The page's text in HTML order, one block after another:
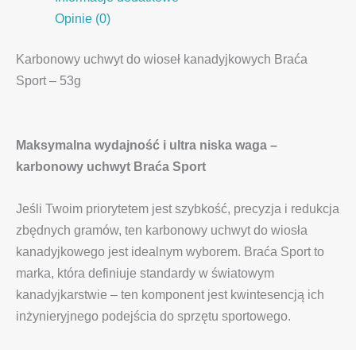
Opinie (0)
Karbonowy uchwyt do wioseł kanadyjkowych Braća
Sport – 53g
Maksymalna wydajność i ultra niska waga –
karbonowy uchwyt Braća Sport
Jeśli Twoim priorytetem jest szybkość, precyzja i redukcja
zbędnych gramów, ten karbonowy uchwyt do wiosła
kanadyjkowego jest idealnym wyborem. Braća Sport to
marka, która definiuje standardy w światowym
kanadyjkarstwie – ten komponent jest kwintesencją ich
inżynieryjnego podejścia do sprzętu sportowego.